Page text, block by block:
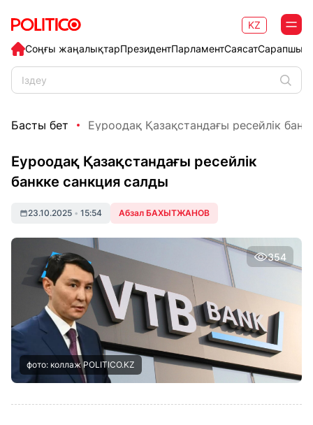
Соңғы жаңалықтарПрезидентПарламентСаясат
KZ
Басты бет Еуроодақ Қазақстандағы ресейлік
Еуроодақ Қазақстандағы ресейлік
банкке санкция салды
23.10.2025 • 15:54 Абзал БАХЫТЖАНОВ
354
фото: коллаж POLITICO.KZ